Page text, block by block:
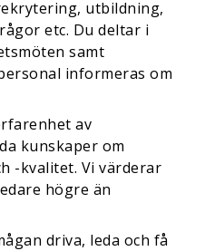
utbildning,
etc. Du deltar i
samt
informeras om
av
kunskaper om
-kvalitet. Vi värderar
högre än
driva, leda och få